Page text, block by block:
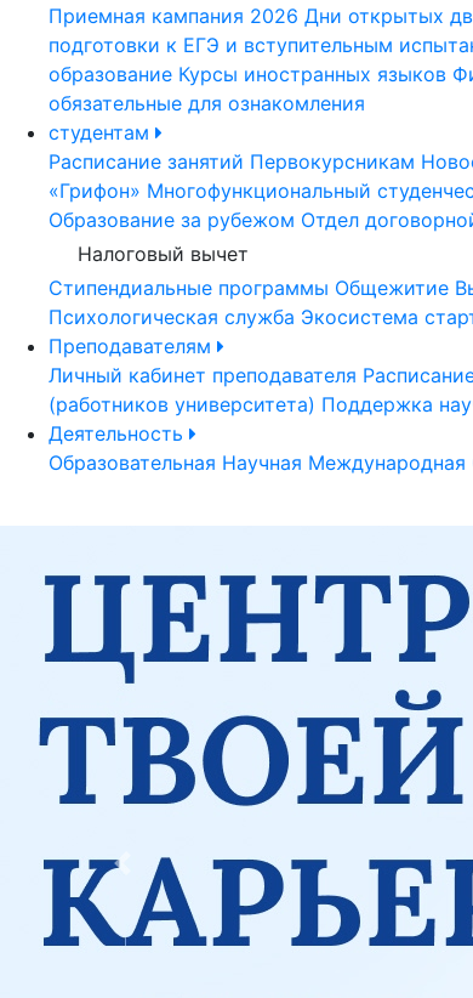
Приемная кампания 2026 Дни открытых
подготовки к ЕГЭ и вступительным
образование Курсы иностранных языков
обязательные для ознакомления
студентам
Расписание занятий Первокурсникам
«Грифон» Многофункциональный
Образование за рубежом Отдел
Налоговый вычет
Стипендиальные программы Общежитие
Психологическая служба Экосистема
Преподавателям
Личный кабинет преподавателя
(работников университета) Поддержка
Деятельность
Образовательная Научная Международная
Previous